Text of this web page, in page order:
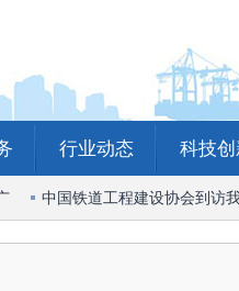
行业动态 科技
中国铁道工程建设协会到访我